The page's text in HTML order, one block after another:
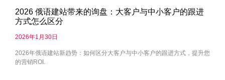
2026 俄语建站带来的询盘：大客户与中小客户的跟进
方式怎么区分
2026年1月30日
2026年俄语建站新趋势：如何区分大客户与中小客户的跟进方式，提升您
的营销ROI.